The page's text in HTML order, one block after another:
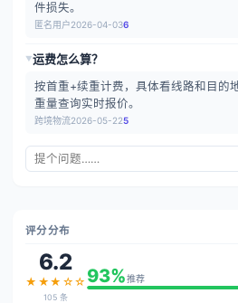
件损失。
匿名用户2026-04-036
▶运费怎么算？
按首重+续重计费，具体看线路和目的
重量查询实时报价。
跨境物流2026-05-225
评分分布
6.2
★★★☆☆
105 条
93%推荐